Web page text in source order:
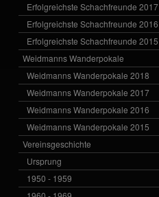
Erfolgreichste Schachfreunde 2017
Erfolgreichste Schachfreunde 2016
Erfolgreichste Schachfreunde 2015
Weidmanns Wanderpokale
Weidmanns Wanderpokale 2018
Weidmanns Wanderpokale 2017
Weidmanns Wanderpokale 2016
Weidmanns Wanderpokale 2015
Vereinsgeschichte
Ursprung
1950 - 1959